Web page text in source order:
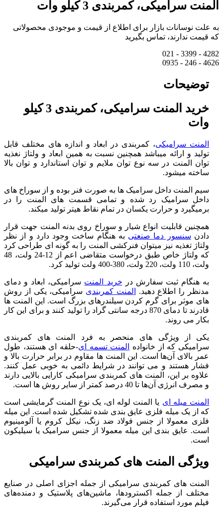
المنت سرامیکی، کمربندی 3 کیلو وات
به علت نوسانات بازار برای اطلاع از قیمت و موجودی محصولاتی
که قیمت ندارند، تماس بگیرید
4282 - 3399 - 021
4626 - 246 - 0935
توضیحات
خرید المنت سرامیکی، کمربندی 3 کیلو
وات
المنت سرامیکی، کمربندی در ابعاد و اندازه های مختلف قابل
تولید و ارائه میباشد همچنین نسبت به همین ابعاد و ولتاژ نغذیه
توان المنت در سه نوع توان ملایم و توان استاندارد و توان بالا
ساخته میشود.
سیم المنت داخل سرامیک ها به صورت فنر بوده و از سوراخ های
داخل سرامیک رد شده و تمامی قسمت های المنت را در
برمیگیرد و حرارت یکسان در تمام نقاط هیتر تولید میکند.
همچنین قابلیت انواع شیار و سوراخ روی بدنه المنت جهت قرار
دادن سنسور دما صنعتی به هنگام ساخت وجود دارد و از نظر
ولتاژ تغذیه نیز میتوان فنرکشی المنت را به گونه ای طراحی کرد
که ولتاژ خاص طبق درخواست متقاضی اعم از 12-24 ولت، 48
ولت، 110 ولت، 220 ولت، 380-400 ولت تولید کرد.
به هنگام ثبت سفارش در خرید المنت سرامیکی، ابعاد و دمای
مدنظر را اطلاع دهید.
المنت کمربندی سرامیکی، یکی از روش
های موثر برای گرم کردن سیلندرهای بزرگ است. این المنت ها
قادرند تا دمای 870 درجه سانتی گراد را تولید کنند و برای این کار
بکار می روند.
یکی از ویژگی های منحصر به فرد المنت های کمربندی
سرامیکی که از خانواده
المنت تسمه ای-حلقه ای هستند، طول
عمر بالای آن‌ها است. این المنت ها مقاوم در برابر حرارت بالا و
فشار هستند و می توانند در شرایط دائمی به خوبی عمل کنند.
علاوه بر این، المنت های کمربندی سرامیکی کارایی بالایی دارند
و مصرف انرژی آن‌ها تا 40 درصد کمتر از سایر روش ها است.
المنت میله ای یا المنت لوله ای، یک نوع المنت گرمایشی است
که از یک میله فلزی عایق بندی شده تشکیل شده است. این میله
فلزی معمولا از جنس فولاد ضد زنگ، نیکل کروم یا آلومینیوم
است. عایق بندی این میله معمولا از جنس سرامیک یا سیلیکون
است.
ویژگی‌ المنت های کمربندی سرامیکی
المنت های کمربندی سرامیکی از جمله اجزای اصلی در صنایع
مختلف از جمله اکسترودها، ماشین‌های پلاستیک و دمنده‌های
فیلم مورد استفاده قرار می‌گیرند.